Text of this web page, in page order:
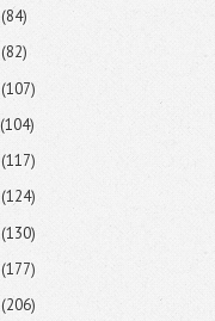
(84)
(82)
(107)
(104)
(117)
(124)
(130)
(177)
(206)